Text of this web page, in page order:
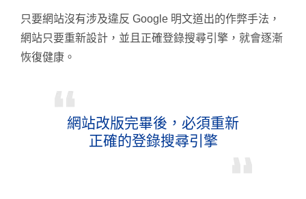
只要網站沒有涉及違反 Google 明文道出的作弊手法，
網站只要重新設計，並且正確登錄搜尋引擎，就會逐漸
恢復健康。
網站改版完畢後，必須重新
正確的登錄搜尋引擎